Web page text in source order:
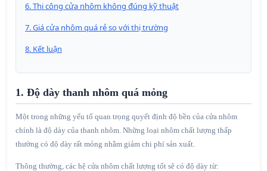
6. Thi công cửa nhôm không đúng kỹ thuật
7. Giá cửa nhôm quá rẻ so với thị trường
8. Kết luận
1. Độ dày thanh nhôm quá mỏng
Một trong những yếu tố quan trọng quyết định độ bền của cửa nhôm
chính là độ dày của thanh nhôm. Những loại nhôm chất lượng thấp
thường có độ dày rất mỏng nhằm giảm chi phí sản xuất.
Thông thường, các hệ cửa nhôm chất lượng tốt sẽ có độ dày từ: